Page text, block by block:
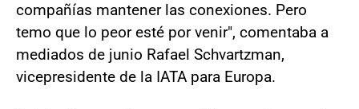
compañías mantener las conexiones. Pero
temo que lo peor esté por venir", comentaba a
mediados de junio Rafael Schvartzman,
vicepresidente de la IATA para Europa.